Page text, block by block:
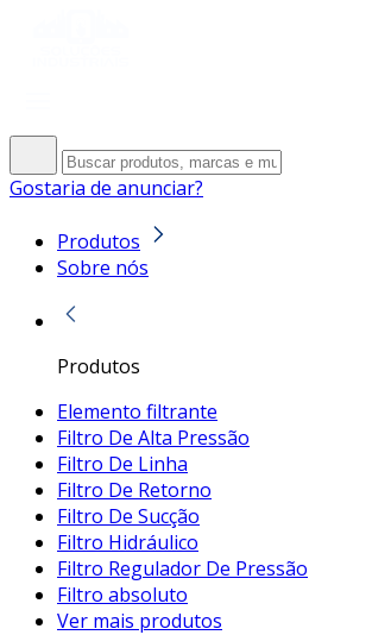
Gostaria de anunciar?
Produtos
Sobre nós
Produtos
Elemento filtrante
Filtro De Alta Pressão
Filtro De Linha
Filtro De Retorno
Filtro De Sucção
Filtro Hidráulico
Filtro Regulador De Pressão
Filtro absoluto
Ver mais produtos